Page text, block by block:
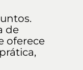
de
oferece